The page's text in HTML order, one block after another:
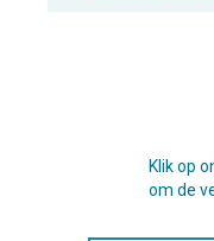
Klik op
om de